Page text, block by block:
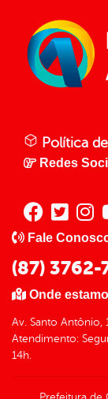
Política
Redes
Fale
(87) 3762-
Onde
Av. Santo Antônio,
Atendimento:
14h.